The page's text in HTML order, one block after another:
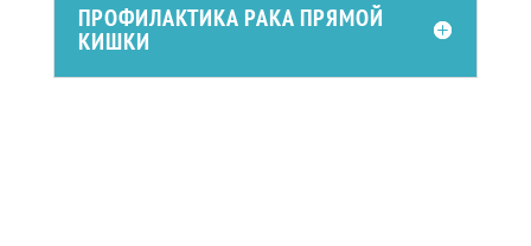
ПРОФИЛАКТИКА РАКА ПРЯМОЙ
КИШКИ